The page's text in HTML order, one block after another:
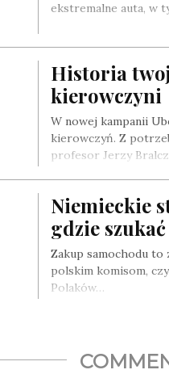
ekstremalne auta, w
Historia
kierowczyni
W nowej kampanii
kierowczyń. Z
profesor Jerzy
Niemieckie
gdzie
Zakup samochodu to
polskim komisom,
Polaków…